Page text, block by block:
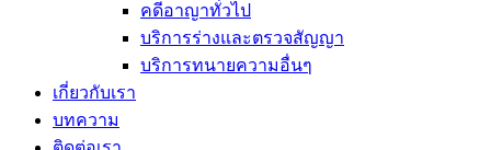
คดีอาญาทั่วไป
บริการร่างและตรวจสัญญา
บริการทนายความอื่นๆ
เกี่ยวกับเรา
บทความ